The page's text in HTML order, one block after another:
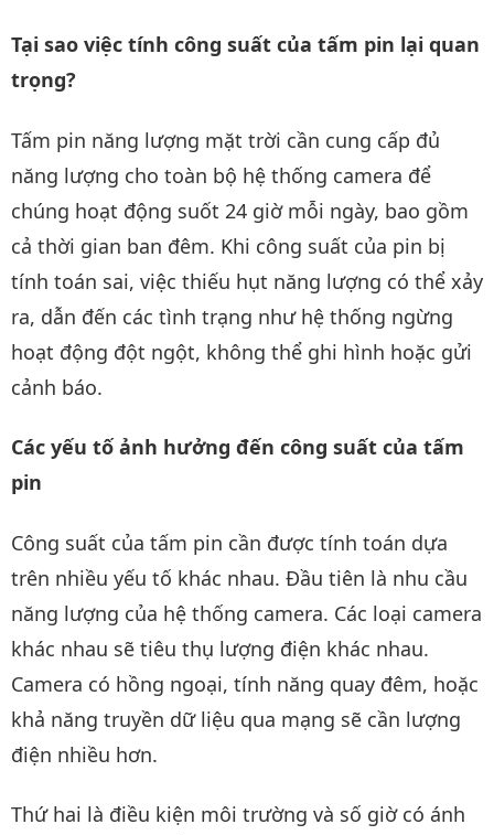
Tại sao việc tính công suất của tấm pin lại quan
trọng?
Tấm pin năng lượng mặt trời cần cung cấp đủ
năng lượng cho toàn bộ hệ thống camera để
chúng hoạt động suốt 24 giờ mỗi ngày, bao gồm
cả thời gian ban đêm. Khi công suất của pin bị
tính toán sai, việc thiếu hụt năng lượng có thể xảy
ra, dẫn đến các tình trạng như hệ thống ngừng
hoạt động đột ngột, không thể ghi hình hoặc gửi
cảnh báo.
Các yếu tố ảnh hưởng đến công suất của tấm
pin
Công suất của tấm pin cần được tính toán dựa
trên nhiều yếu tố khác nhau. Đầu tiên là nhu cầu
năng lượng của hệ thống camera. Các loại camera
khác nhau sẽ tiêu thụ lượng điện khác nhau.
Camera có hồng ngoại, tính năng quay đêm, hoặc
khả năng truyền dữ liệu qua mạng sẽ cần lượng
điện nhiều hơn.
Thứ hai là điều kiện môi trường và số giờ có ánh